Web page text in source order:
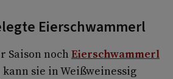
Eierschwammerl
Saison noch Eierschwammerl
sie in Weißweinessig